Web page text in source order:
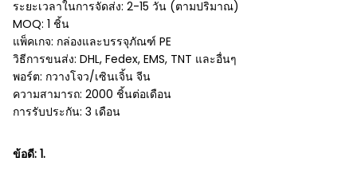
ระยะเวลาในการจัดส่ง: 2-15 วัน (ตามปริมาณ)
MOQ: 1 ชิ้น
แพ็คเกจ: กล่องและบรรจุภัณฑ์ PE
วิธีการขนส่ง: DHL, Fedex, EMS, TNT และอื่นๆ
พอร์ต: กวางโจว/เซินเจิ้น จีน
ความสามารถ: 2000 ชิ้นต่อเดือน
การรับประกัน: 3 เดือน
ข้อดี: 1.